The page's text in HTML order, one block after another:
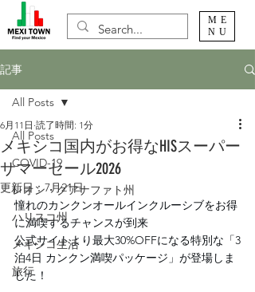
ME
NU
記事
All Posts
COVID-19
レオン・グアナファト州
ハリスコ州
メキシコ生活
旅行
All Posts
メキシコ国内がお得なHISスーパー
サマーセール2026
6月11日 読了時間: 1分
更新日：7月21日
憧れのカンクンオールインクルーシブをお得
に満喫するチャンスが到来
公式サイトより最大30%OFFになる特別な「3
泊4日 カンクン満喫パッケージ」が登場しま
した！